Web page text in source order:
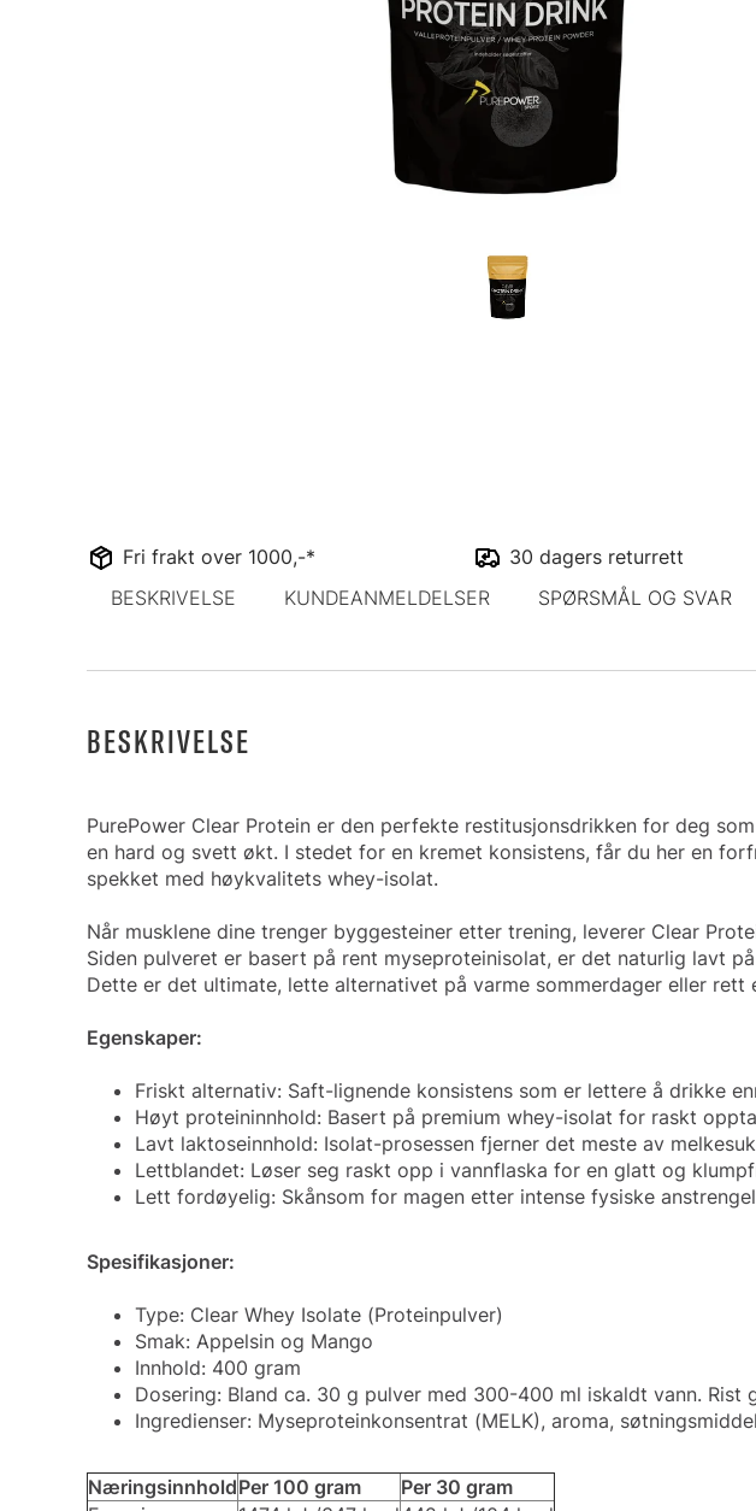
Fri frakt over 1000,-* 30 dagers returrett
BESKRIVELSE KUNDEANMELDELSER SPØRSMÅL OG SVAR
BESKRIVELSE
PurePower Clear Protein er den perfekte restitusjonsdrikken for deg
en hard og svett økt. I stedet for en kremet konsistens, får du her en
spekket med høykvalitets whey-isolat.
Når musklene dine trenger byggesteiner etter trening, leverer Clear
Siden pulveret er basert på rent myseproteinisolat, er det naturlig lavt
Dette er det ultimate, lette alternativet på varme sommerdager eller
Egenskaper:
Friskt alternativ: Saft-lignende konsistens som er lettere å drikke
Høyt proteininnhold: Basert på premium whey-isolat for raskt
Lavt laktoseinnhold: Isolat-prosessen fjerner det meste av
Lettblandet: Løser seg raskt opp i vannflaska for en glatt og
Lett fordøyelig: Skånsom for magen etter intense fysiske
Spesifikasjoner:
Type: Clear Whey Isolate (Proteinpulver)
Smak: Appelsin og Mango
Innhold: 400 gram
Dosering: Bland ca. 30 g pulver med 300-400 ml iskaldt vann.
Ingredienser: Myseproteinkonsentrat (MELK), aroma,
NæringsinnholdPer 100 gram
Per 30 gram